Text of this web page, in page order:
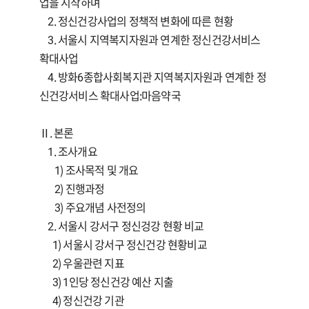
2. 정신건강사업의 정책적 변화에 따른 현황
3. 서울시 지역복지자원과 연계한 정신건강서비스
확대사업
4. 방화6종합사회복지관 지역복지자원과 연계한 정
신건강서비스 확대사업:마음약국
Ⅱ. 본론
1. 조사개요
1) 조사목적 및 개요
2) 진행과정
3) 주요개념 사전정의
2. 서울시 강서구 정신겅강 현황 비교
1) 서울시 강서구 정신건강 현황비교
2) 우울관련 지표
3) 1인당 정신건강 예산 지출
4) 정신건강 기관